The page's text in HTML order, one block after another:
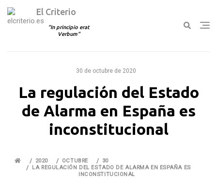
El Criterio
In principio erat
Verbum
30 de octubre de 2020
La regulación del Estado
de Alarma en España es
inconstitucional
2020 OCTUBRE
30
LA REGULACIÓN DEL ESTADO DE ALARMA EN ESPAÑA ES
INCONSTITUCIONAL